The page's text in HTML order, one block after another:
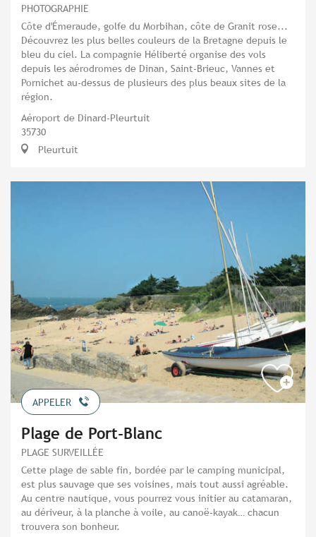
PHOTOGRAPHIE
Côte d'Émeraude, golfe du Morbihan, côte de Granit rose...
Découvrez les plus belles couleurs de la Bretagne depuis le
bleu du ciel. La compagnie Héliberté organise des vols
depuis les aérodromes de Dinan, Saint-Brieuc, Vannes et
Pornichet au-dessus de plusieurs des plus beaux sites de la
région.
Aéroport de Dinard-Pleurtuit
35730
Pleurtuit
APPELER
Plage de Port-Blanc
PLAGE SURVEILLÉE
Cette plage de sable fin, bordée par le camping municipal,
est plus sauvage que ses voisines, mais tout aussi agréable.
Au centre nautique, vous pourrez vous initier au catamaran,
au dériveur, à la planche à voile, au canoë-kayak… chacun
trouvera son bonheur.